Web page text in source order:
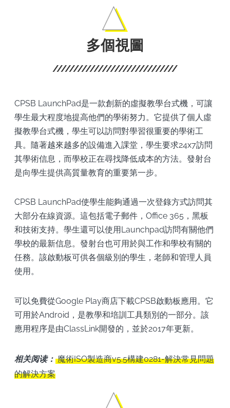
多個視圖
CPSB LaunchPad是一款創新的虛擬教學台式機，可讓
學生最大程度地提高他們的學術努力。它提供了個人虛
擬教學台式機，學生可以訪問對學習很重要的學術工
具。隨著越來越多的設備進入課堂，學生要求24x7訪問
其學術信息，而學校正在尋找降低成本的方法。發射台
是向學生提供高質量教育的重要第一步。
CPSB LaunchPad使學生能夠通過一次登錄方式訪問其
大部分在線資源。這包括電子郵件，Office 365，黑板
和技術支持。學生還可以使用Launchpad訪問有關他們
學校的最新信息。發射台也可用於與工作和學校有關的
任務。該啟動板可供各個級別的學生，老師和管理人員
使用。
可以免費從Google Play商店下載CPSB啟動板應用。它
可用於Android，是教學和培訓工具類別的一部分。該
應用程序是由ClassLink開發的，並於2017年更新。
相关阅读： 魔術ISO製造商v5.5構建0281-解決常見問題
的解決方案